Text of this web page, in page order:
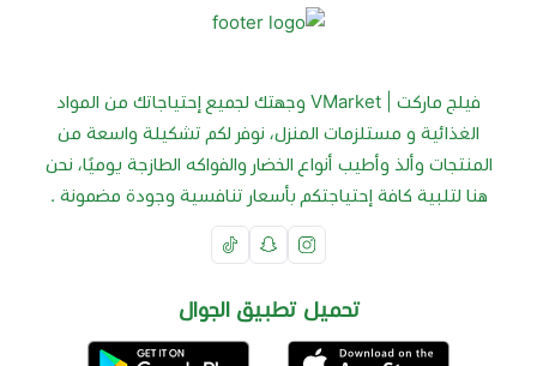
فيلج ماركت | VMarket وجهتك لجميع إحتياجاتك من المواد
الغذائية و مستلزمات المنزل، نوفر لكم تشكيلة واسعة من
المنتجات وألذ وأطيب أنواع الخضار والفواكه الطازجة يوميًا، نحن
هنا لتلبية كافة إحتياجتكم بأسعار تنافسية وجودة مضمونة .
تحميل تطبيق الجوال